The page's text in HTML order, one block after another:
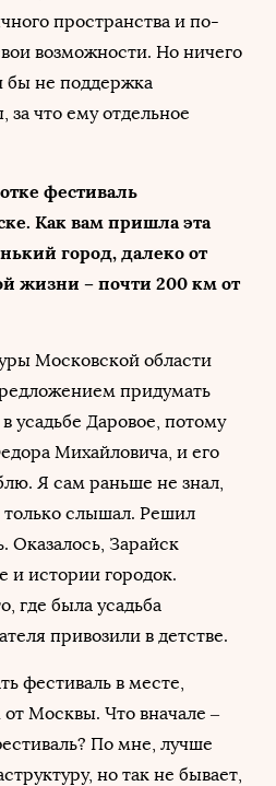
пространства и по-
возможности. Но ничего
бы не поддержка
за что ему отдельное
фестиваль
Как вам пришла эта
город, далеко от
жизни – почти 200 км от
Московской области
придумать
усадьбе Даровое, потому
Михайловича, и его
Я сам раньше не знал,
только слышал. Решил
Оказалось, Зарайск
и истории городок.
где была усадьба
привозили в детстве.
фестиваль в месте,
Москвы. Что вначале –
По мне, лучше
но так не бывает,